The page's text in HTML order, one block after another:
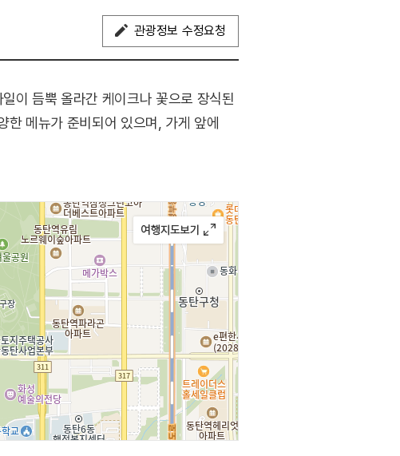
관광정보 수정요청
이 듬뿍 올라간 케이크나 꽃으로 장식된
메뉴가 준비되어 있으며, 가게 앞에